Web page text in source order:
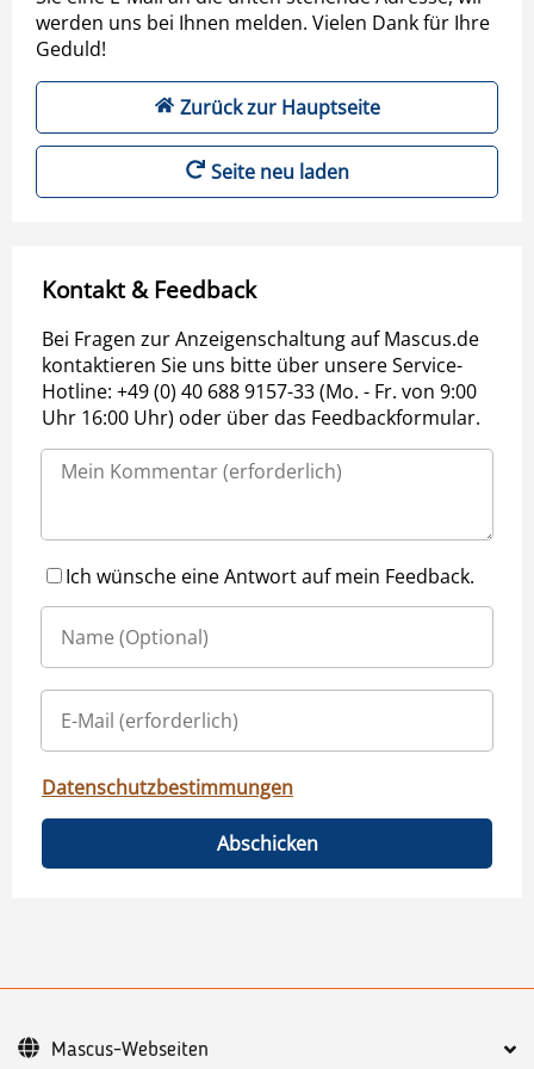
werden uns bei Ihnen melden. Vielen Dank für Ihre
Geduld!
Zurück zur Hauptseite
Seite neu laden
Kontakt & Feedback
Bei Fragen zur Anzeigenschaltung auf Mascus.de
kontaktieren Sie uns bitte über unsere Service-
Hotline: +49 (0) 40 688 9157-33 (Mo. - Fr. von 9:00
Uhr 16:00 Uhr) oder über das Feedbackformular.
Ich wünsche eine Antwort auf mein Feedback.
Datenschutzbestimmungen
Abschicken
Mascus-Webseiten